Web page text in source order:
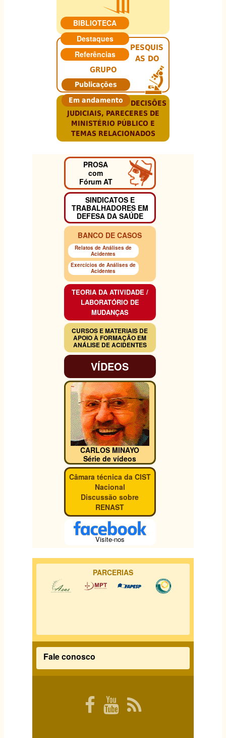
BIBLIOTECA
Destaques
Referências
PESQUIS
AS DO
GRUPO
Publicações
Em andamento
DECISÕES
JUDICIAIS, PARECERES DE
MINISTÉRIO PÚBLICO E
TEMAS RELACIONADOS
PROSA
com
Fórum AT
SINDICATOS E
TRABALHADORES EM
DEFESA DA SAÚDE
BANCO DE CASOS
Relatos de Análises de
Acidentes
Exercícios de Análises de
Acidentes
TEORIA DA ATIVIDADE /
LABORATÓRIO DE
MUDANÇAS
CURSOS E MATERIAIS DE
APOIO À FORMAÇÃO EM
ANÁLISE DE ACIDENTES
VÍDEOS
CARLOS MINAYO
Série de vídeos
Câmara técnica da CIST
Nacional
Discussão sobre
RENAST
Visite-nos
PARCERIAS
Rodapé
Fale conosco